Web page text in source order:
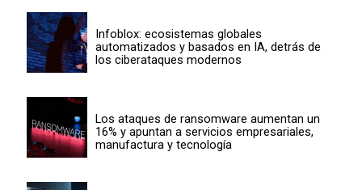
Infoblox: ecosistemas globales
automatizados y basados en IA, detrás de
los ciberataques modernos
Los ataques de ransomware aumentan un
16% y apuntan a servicios empresariales,
manufactura y tecnología